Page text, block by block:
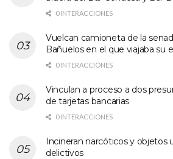
0 INTERACCIONES
Vuelcan camioneta de la
Bañuelos en el que viajaba su
0 INTERACCIONES
Vinculan a proceso a dos
de tarjetas bancarias
0 INTERACCIONES
Incineran narcóticos y objetos
delictivos